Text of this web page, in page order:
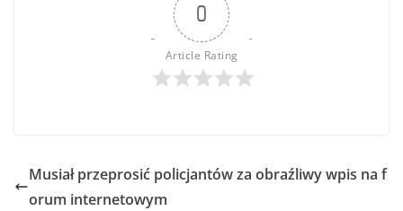
0
Article Rating
Musiał przeprosić policjantów za obraźliwy wpis na f
orum internetowym